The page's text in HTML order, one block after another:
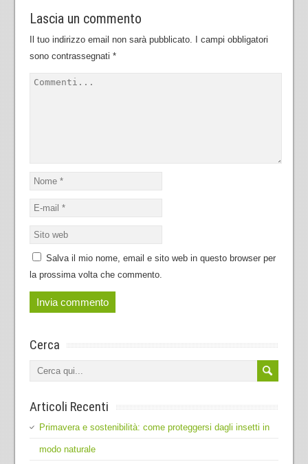
Lascia un commento
Il tuo indirizzo email non sarà pubblicato. I campi obbligatori
sono contrassegnati *
Salva il mio nome, email e sito web in questo browser per
la prossima volta che commento.
Cerca
Articoli Recenti
Primavera e sostenibilità: come proteggersi dagli insetti in
modo naturale